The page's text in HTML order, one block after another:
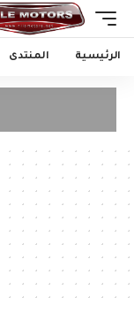
الرئيسية المنتدى